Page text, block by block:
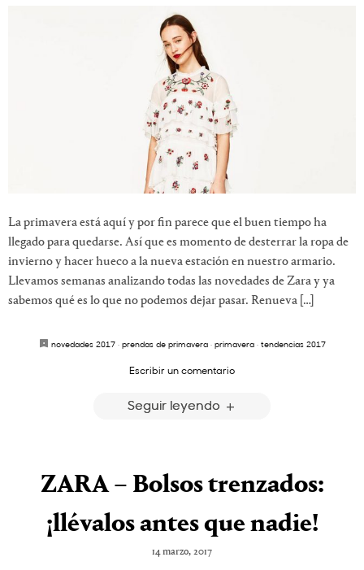
La primavera está aquí y por fin parece que el buen tiempo ha
llegado para quedarse. Así que es momento de desterrar la ropa de
invierno y hacer hueco a la nueva estación en nuestro armario.
Llevamos semanas analizando todas las novedades de Zara y ya
sabemos qué es lo que no podemos dejar pasar. Renueva […]
novedades 2017· prendas de primavera· primavera· tendencias 2017
Escribir un comentario
Seguir leyendo
ZARA – Bolsos trenzados:
¡llévalos antes que nadie!
14 marzo, 2017